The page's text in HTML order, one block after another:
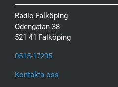
Radio Falköping
Odengatan 38
521 41 Falköping
0515-17235
Kontakta oss